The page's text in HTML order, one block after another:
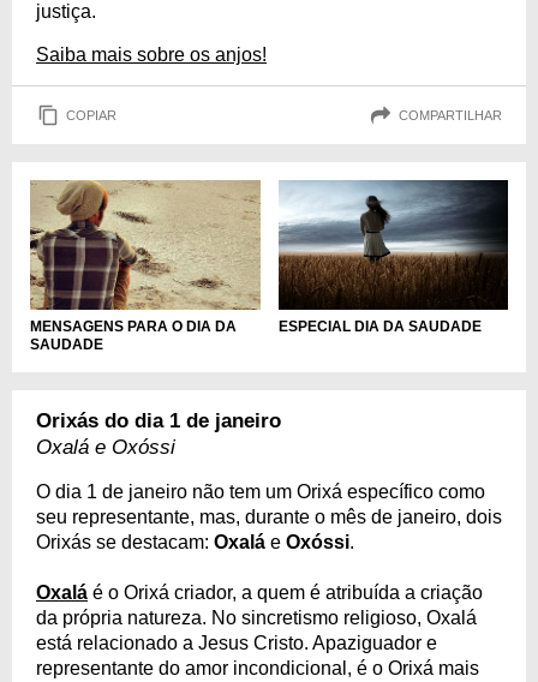
justiça.
Saiba mais sobre os anjos!
COPIAR COMPARTILHAR
MENSAGENS PARA O DIA DA
SAUDADE
ESPECIAL DIA DA SAUDADE
Orixás do dia 1 de janeiro
Oxalá e Oxóssi
O dia 1 de janeiro não tem um Orixá específico como
seu representante, mas, durante o mês de janeiro, dois
Orixás se destacam: Oxalá e Oxóssi.
Oxalá é o Orixá criador, a quem é atribuída a criação
da própria natureza. No sincretismo religioso, Oxalá
está relacionado a Jesus Cristo. Apaziguador e
representante do amor incondicional, é o Orixá mais